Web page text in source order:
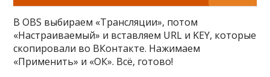
В OBS выбираем «Трансляции», потом
«Настраиваемый» и вставляем URL и KEY, которые
скопировали во ВКонтакте. Нажимаем
«Применить» и «ОК». Всё, готово!